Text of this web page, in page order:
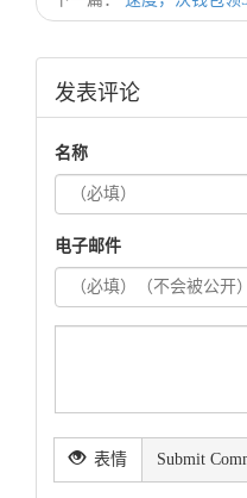
发表评论
名称
电子邮件
表情 Submit